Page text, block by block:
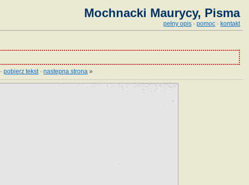
Mochnacki Maurycy, Pisma
pełny opis · pomoc · kontakt
·pobierz tekst·następna strona »